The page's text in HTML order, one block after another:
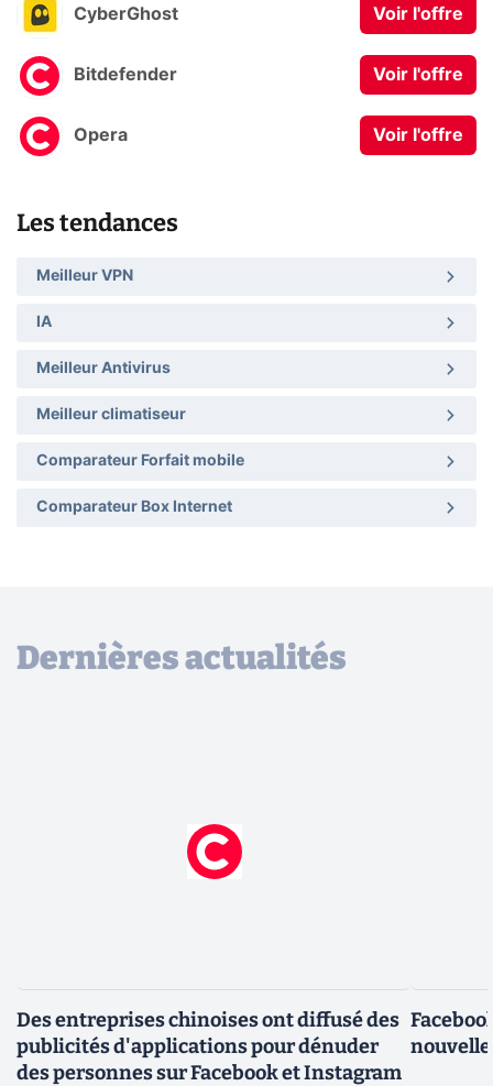
CyberGhost Voir l'offre
Bitdefender Voir l'offre
Opera Voir l'offre
Les tendances
Meilleur VPN
IA
Meilleur Antivirus
Meilleur climatiseur
Comparateur Forfait mobile
Comparateur Box Internet
Dernières actualités
Des entreprises chinoises ont diffusé des
publicités d'applications pour dénuder
des personnes sur Facebook et Instagram